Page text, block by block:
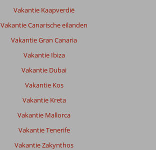
Vakantie Kaapverdië
Vakantie Canarische eilanden
Vakantie Gran Canaria
Vakantie Ibiza
Vakantie Dubai
Vakantie Kos
Vakantie Kreta
Vakantie Mallorca
Vakantie Tenerife
Vakantie Zakynthos